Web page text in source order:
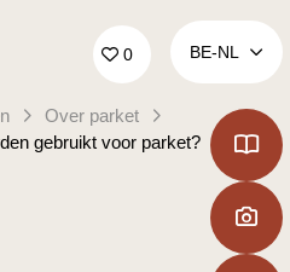
0 BE‑NL
Over parket
gebruikt voor parket?